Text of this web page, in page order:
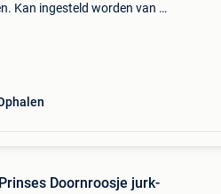
Kan ingesteld worden van 74
Doornroosje jurk-